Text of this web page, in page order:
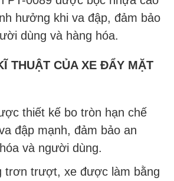
hưởng khi va đập, đảm bảo
dùng và hàng hóa.
THUẬT CỦA XE ĐẨY MẶT
thiết kế bo tròn hạn chế
đập mạnh, đảm bảo an
và người dùng.
trơn trượt, xe được làm bằng